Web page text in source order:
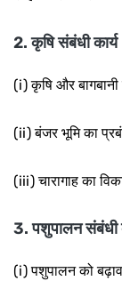
2. कृषि संबंधी कार्य
(i) कृषि और
(ii) बंजर भूमि का
(iii) चारागाह का
3. पशुपालन संबंधी
(i) पशुपालन को